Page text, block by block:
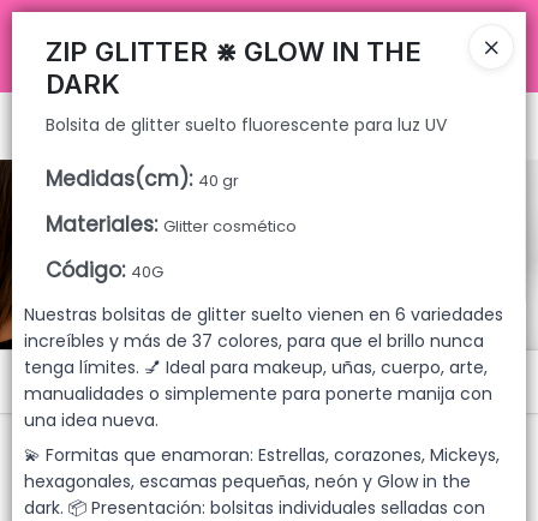
Bolsita de glitter suelto fluorescente para luz UV
ZIP GLITTER ⋇ GLOW IN THE
DARK
Bolsita de glitter suelto fluorescente para luz UV
Medidas(cm): 40 gr
Materiales: Glitter cosmético
Código: 40G
Nuestras bolsitas de glitter suelto vienen en 6 variedades
increíbles y más de 37 colores, para que el brillo nunca
tenga límites. 💅 Ideal para makeup, uñas, cuerpo, arte,
manualidades o simplemente para ponerte manija con
una idea nueva.
💫 Formitas que enamoran: Estrellas, corazones, Mickeys,
hexagonales, escamas pequeñas, neón y Glow in the
dark. 📦 Presentación: bolsitas individuales selladas con
TIENDA ONLINE MAYORISTA 🛒🔥 INSTAGRAM
@LUYAGUSCOSMETICOS
Ingresar a la Tienda
CÓMO COMPRAR
DESCUENTOS MAYORISTAS
CONTACTO
CONTACTO
Menú
Bolsita de glitter suelto fluorescente para luz UV